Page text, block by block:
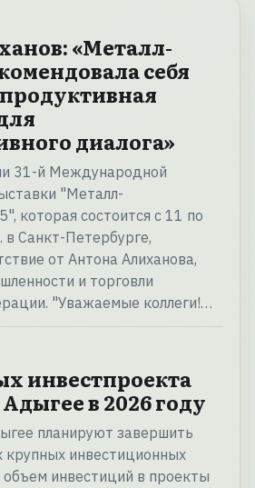
«Металл-
себя
диалога»
31-й Международной
"Металл-
которая состоится с 11 по
в Санкт-Петербурге,
от Антона Алиханова,
и торговли
"Уважаемые коллеги!…
инвестпроекта
в 2026 году
планируют завершить
крупных инвестиционных
инвестиций в проекты